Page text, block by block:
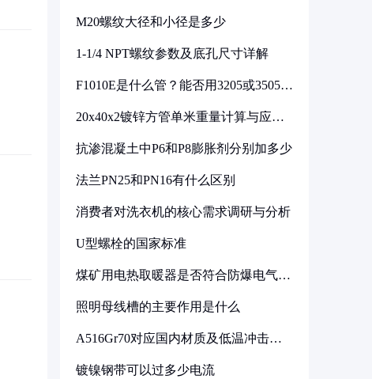
M20螺纹大径和小径是多少
1-1/4 NPT螺纹参数及底孔尺寸详解
F1010E是什么管？能否用3205或3505代
20x40x2镀锌方管单米重量计算与应用
抗渗混凝土中P6和P8膨胀剂分别加多少
法兰PN25和PN16有什么区别
消费者对洗衣机的核心需求调研与分析
U型螺栓的国家标准
煤矿用电热取暖器是否符合防爆电气设
照明母线槽的主要作用是什么
A516Gr70对应国内材质及低温冲击要
镀镍钢带可以过多少电流